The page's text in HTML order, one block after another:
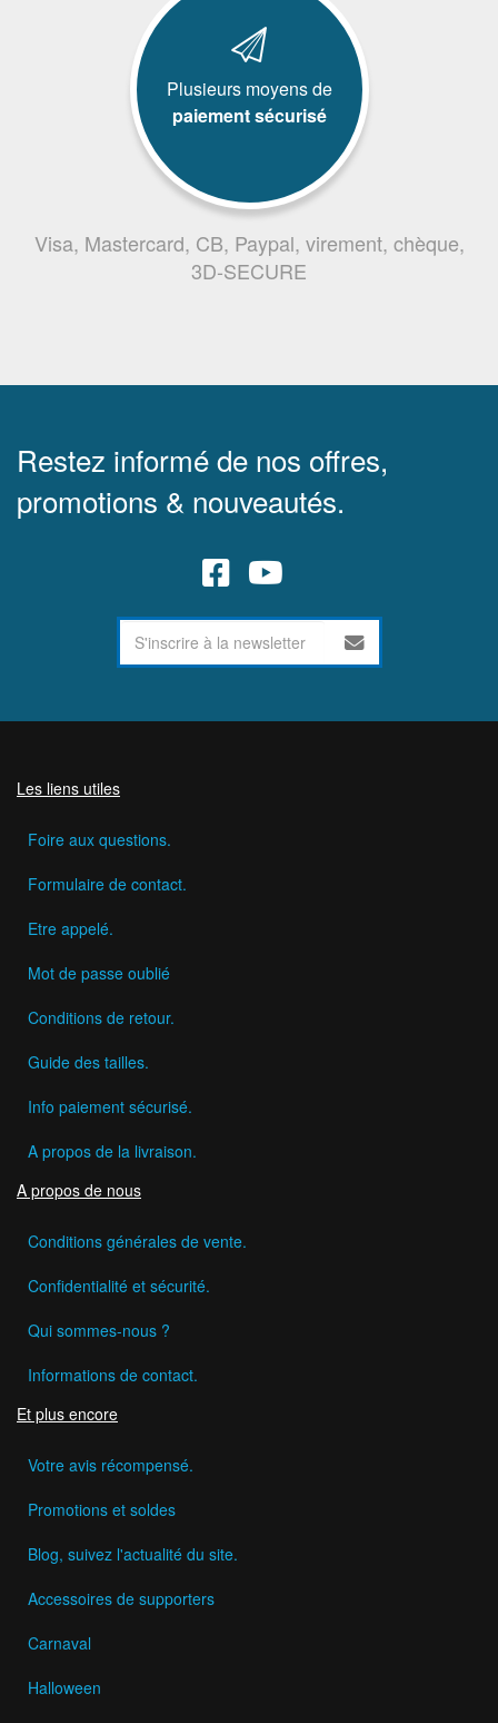
Plusieurs moyens de
paiement sécurisé
Visa, Mastercard, CB, Paypal, virement, chèque,
3D-SECURE
Restez informé de nos offres,
promotions & nouveautés.
Les liens utiles
Foire aux questions.
Formulaire de contact.
Etre appelé.
Mot de passe oublié
Conditions de retour.
Guide des tailles.
Info paiement sécurisé.
A propos de la livraison.
A propos de nous
Conditions générales de vente.
Confidentialité et sécurité.
Qui sommes-nous ?
Informations de contact.
Et plus encore
Votre avis récompensé.
Promotions et soldes
Blog, suivez l'actualité du site.
Accessoires de supporters
Carnaval
Halloween